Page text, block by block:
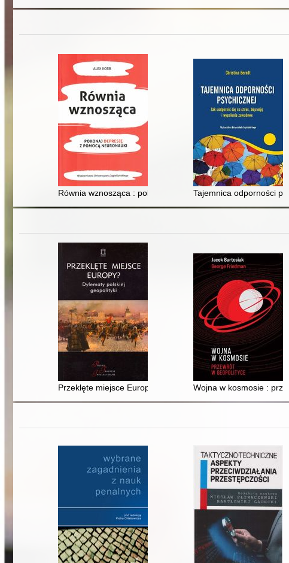
Równia wznosząca : pokonaj depresję z pomocą neuronauki
Tajemnica odporności
Przeklęte miejsce Europy? : dylematy polskiej geopolityki
Wojna w kosmosie :